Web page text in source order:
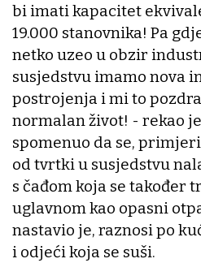
bi imati kapacitet
19.000 stanovnika! Pa
netko uzeo u obzir
susjedstvu imamo nova
postrojenja i mi to
normalan život! - rekao
spomenuo da se,
od tvrtki u susjedstvu
s čađom koja se također
uglavnom kao opasni
nastavio je, raznosi po
i odjeći koja se suši.